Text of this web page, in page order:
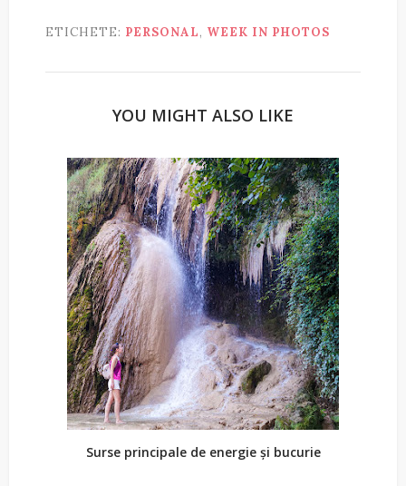
ETICHETE: PERSONAL, WEEK IN PHOTOS
YOU MIGHT ALSO LIKE
Surse principale de energie și bucurie